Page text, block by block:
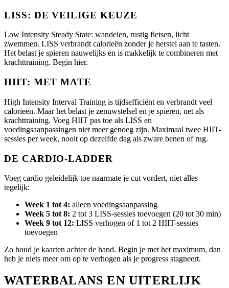
LISS: DE VEILIGE KEUZE
Low Intensity Steady State: wandelen, rustig fietsen, licht
zwemmen. LISS verbrandt calorieën zonder je herstel aan te tasten.
Het belast je spieren nauwelijks en is makkelijk te combineren met
krachttraining. Begin hier.
HIIT: MET MATE
High Intensity Interval Training is tijdsefficiënt en verbrandt veel
calorieën. Maar het belast je zenuwstelsel en je spieren, net als
krachttraining. Voeg HIIT pas toe als LISS en
voedingsaanpassingen niet meer genoeg zijn. Maximaal twee HIIT-
sessies per week, nooit op dezelfde dag als zware benen of rug.
DE CARDIO-LADDER
Voeg cardio geleidelijk toe naarmate je cut vordert, niet alles
tegelijk:
Week 1 tot 4: alleen voedingsaanpassing
Week 5 tot 8: 2 tot 3 LISS-sessies toevoegen (20 tot 30 min)
Week 9 tot 12: LISS verhogen of 1 tot 2 HIIT-sessies
toevoegen
Zo houd je kaarten achter de hand. Begin je met het maximum, dan
heb je niets meer om op te verhogen als je progress stagneert.
WATERBALANS EN UITERLIJK